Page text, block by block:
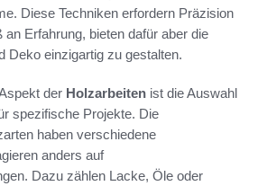
Diese Techniken erfordern Präzision
Erfahrung, bieten dafür aber die
Deko einzigartig zu gestalten.
der Holzarbeiten ist die Auswahl
spezifische Projekte. Die
haben verschiedene
anders auf
Dazu zählen Lacke, Öle oder